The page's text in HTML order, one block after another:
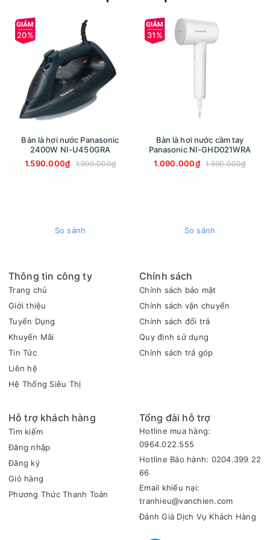
Bảng điều khiển - Chế độ nấu
- Sau khi nấu xong nồi sẽ tự động chuyển sang chế độ giữ
ấm, thời gian giữ ấm tối đa 24 giờ.
- Có xửng hấp đi kèm hỗ trợ chế biến các món hấp đơn giản
như bánh bao, rau củ,...
- Ngoài xửng hấp, phụ kiện đi kèm còn có cốc đong gạo và
muỗng cơm.
20%
Bàn là hơi nước Panasonic
2400W NI-U450GRA
1.590.000₫
1.990.000₫
So sánh
31%
Bàn là hơi nước cầm tay
Panasonic NI-GHD021WRA
1.090.000₫
1.590.000₫
So sánh
Thông tin công ty
Trang chủ
Giới thiệu
Tuyển Dụng
Khuyến Mãi
Tin Tức
Liên hệ
Hệ Thống Siêu Thị
Chính sách
Chính sách bảo mật
Chính sách vận chuyển
Chính sách đổi trả
Quy định sử dụng
Chính sách trả góp
Hỗ trợ khách hàng
Tìm kiếm
Đăng nhập
Đăng ký
Giỏ hàng
Phương Thức Thanh Toán
Tổng đài hỗ trợ
Hotline mua hàng:
0964.022.555
Hotline Bảo hành: 0204.399 22
66
Email khiếu nại:
tranhieu@vanchien.com
Đánh Giá Dịch Vụ Khách Hàng